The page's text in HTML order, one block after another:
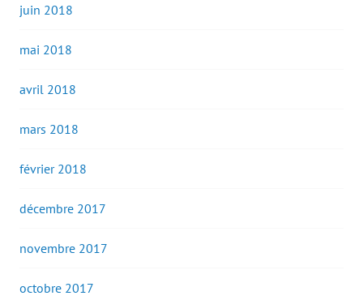
juin 2018
mai 2018
avril 2018
mars 2018
février 2018
décembre 2017
novembre 2017
octobre 2017